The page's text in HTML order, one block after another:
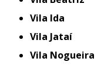
Vila Ida
Vila Jataí
Vila Nogueira